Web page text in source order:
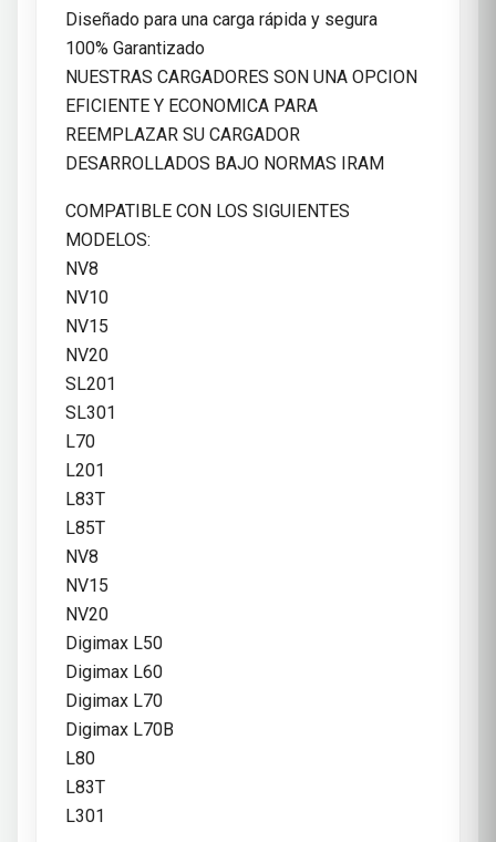
Diseñado para una carga rápida y segura
100% Garantizado
NUESTRAS CARGADORES SON UNA OPCION
EFICIENTE Y ECONOMICA PARA
REEMPLAZAR SU CARGADOR
DESARROLLADOS BAJO NORMAS IRAM
COMPATIBLE CON LOS SIGUIENTES
MODELOS:
NV8
NV10
NV15
NV20
SL201
SL301
L70
L201
L83T
L85T
NV8
NV15
NV20
Digimax L50
Digimax L60
Digimax L70
Digimax L70B
L80
L83T
L301